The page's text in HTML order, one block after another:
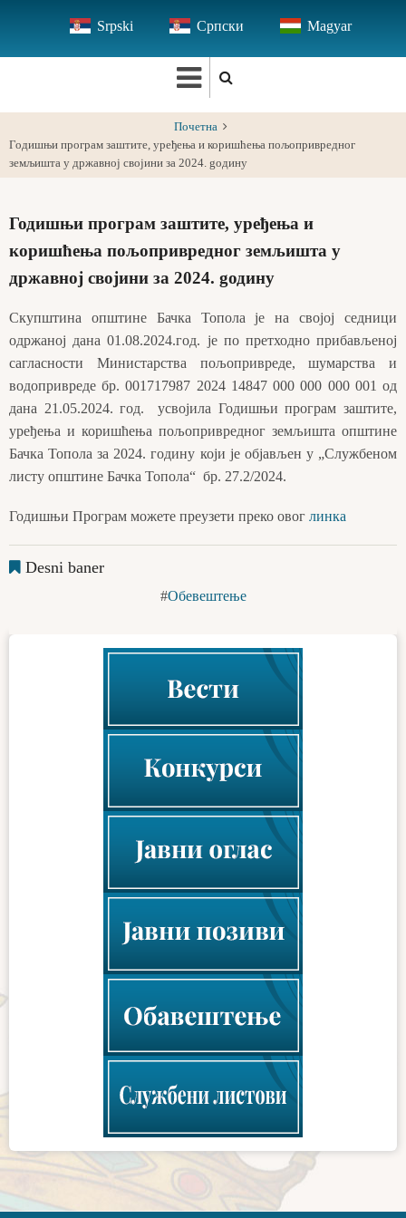
main
Srpski Српски Magyar
Почетна
Годишњи програм заштите, уређења и коришћења пољопривредног
земљишта у државној својини за 2024. gодину
Годишњи програм заштите, уређења и
коришћења пољопривредног земљишта у
државној својини за 2024. gодину
Скупштина општине Бачка Топола је на својој седници
одржаној дана 01.08.2024.год. је по претходно прибављеној
сагласности Министарства пољопривреде, шумарства и
водопривреде бр. 001717987 2024 14847 000 000 000 001 од
дана 21.05.2024. год. усвојила Годишњи програм заштите,
уређења и коришћења пољопривредног земљишта општине
Бачка Топола за 2024. годину који је објављен у „Службеном
листу општине Бачка Топола“ бр. 27.2/2024.
Годишњи Програм можете преузети преко овог линка
Desni baner
Обевештење